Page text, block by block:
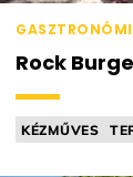
Rock
KÉZMŰVES